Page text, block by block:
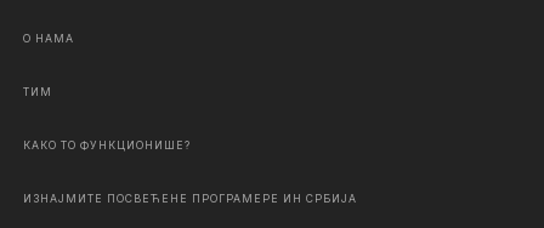
О НАМА
ТИМ
КАКО ТО ФУНКЦИОНИШЕ?
ИЗНАЈМИТЕ ПОСВЕЋЕНЕ ПРОГРАМЕРЕ ИН СРБИЈА